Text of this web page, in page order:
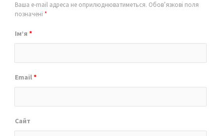
Ваша e-mail адреса не оприлюднюватиметься. Обов’язкові поля
позначені *
Ім’я *
Email*
Сайт